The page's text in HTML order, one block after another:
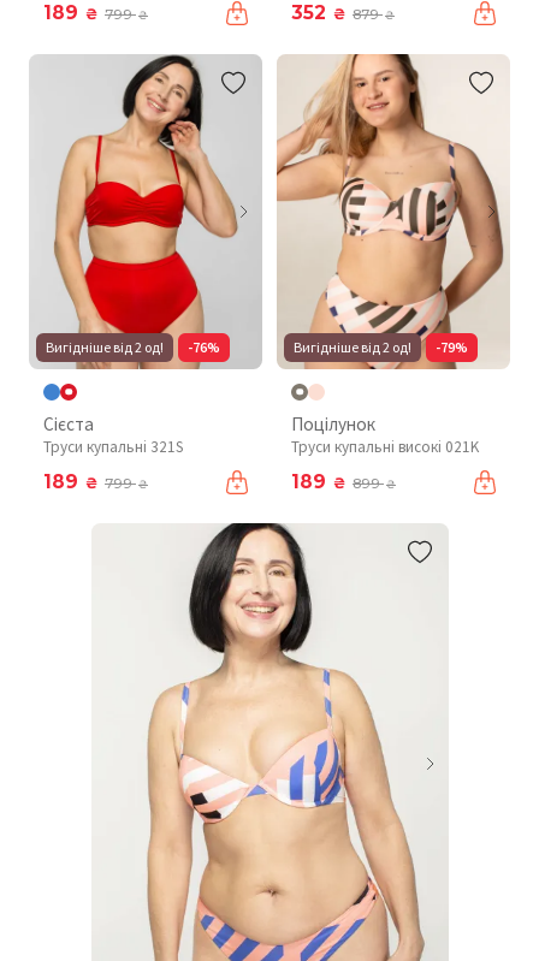
189 ₴ 799₴ 352 ₴ 879₴
Вигідніше від 2 од! -76%
Сієста
Труси купальні 321S
189 ₴ 799₴
Вигідніше від 2 од! -79%
Поцілунок
Труси купальні високі 021K
189 ₴ 899₴